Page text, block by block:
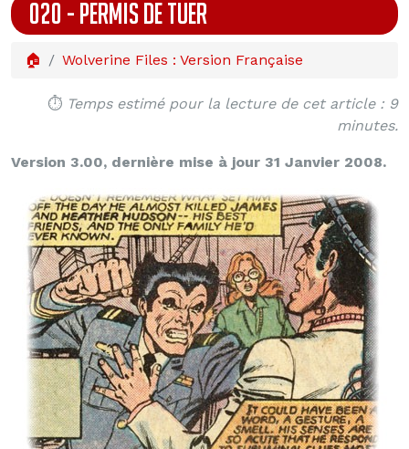
020 - PERMIS DE TUER
🏠 Wolverine Files : Version Française
⏱️ Temps estimé pour la lecture de cet article : 9
minutes.
Version 3.00, dernière mise à jour 31 Janvier 2008.